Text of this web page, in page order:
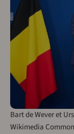
Bart de Wever et
Wikimedia